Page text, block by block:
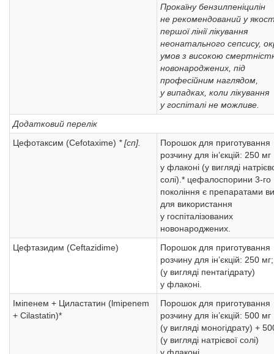
Прокаїну бензилпеніцилін
не рекомендований у
першої лінії лікування
неонатального сепсису,
умов з високою
новонароджених, під
професійним наглядом,
у випадках, коли лікування
у госпіталі не можливе.
Додатковий перелік
Цефотаксим (Cefotaxime) * [сп].
Порошок для приготування
розчину для ін’єкцій: 250 мг
у флаконі (у вигляді
солі).* цефалоспорини 3-го
покоління є препаратами
для використання
у госпіталізованих
новонароджених.
Цефтазидим (Ceftazidime)
Порошок для приготування
розчину для ін’єкцій: 250
(у вигляді пентагідрату)
у флаконі.
Іміпенем + Циластатин (lmipenem
+ Cilastatin)*
Порошок для приготування
розчину для ін’єкцій: 500 мг
(у вигляді моногідрату) +
(у вигляді натрієвої солі)